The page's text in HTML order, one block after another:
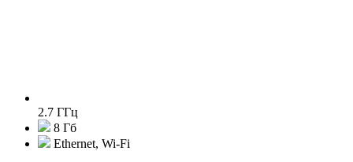
2.7 ГГц
8 Гб
Ethernet, Wi-Fi